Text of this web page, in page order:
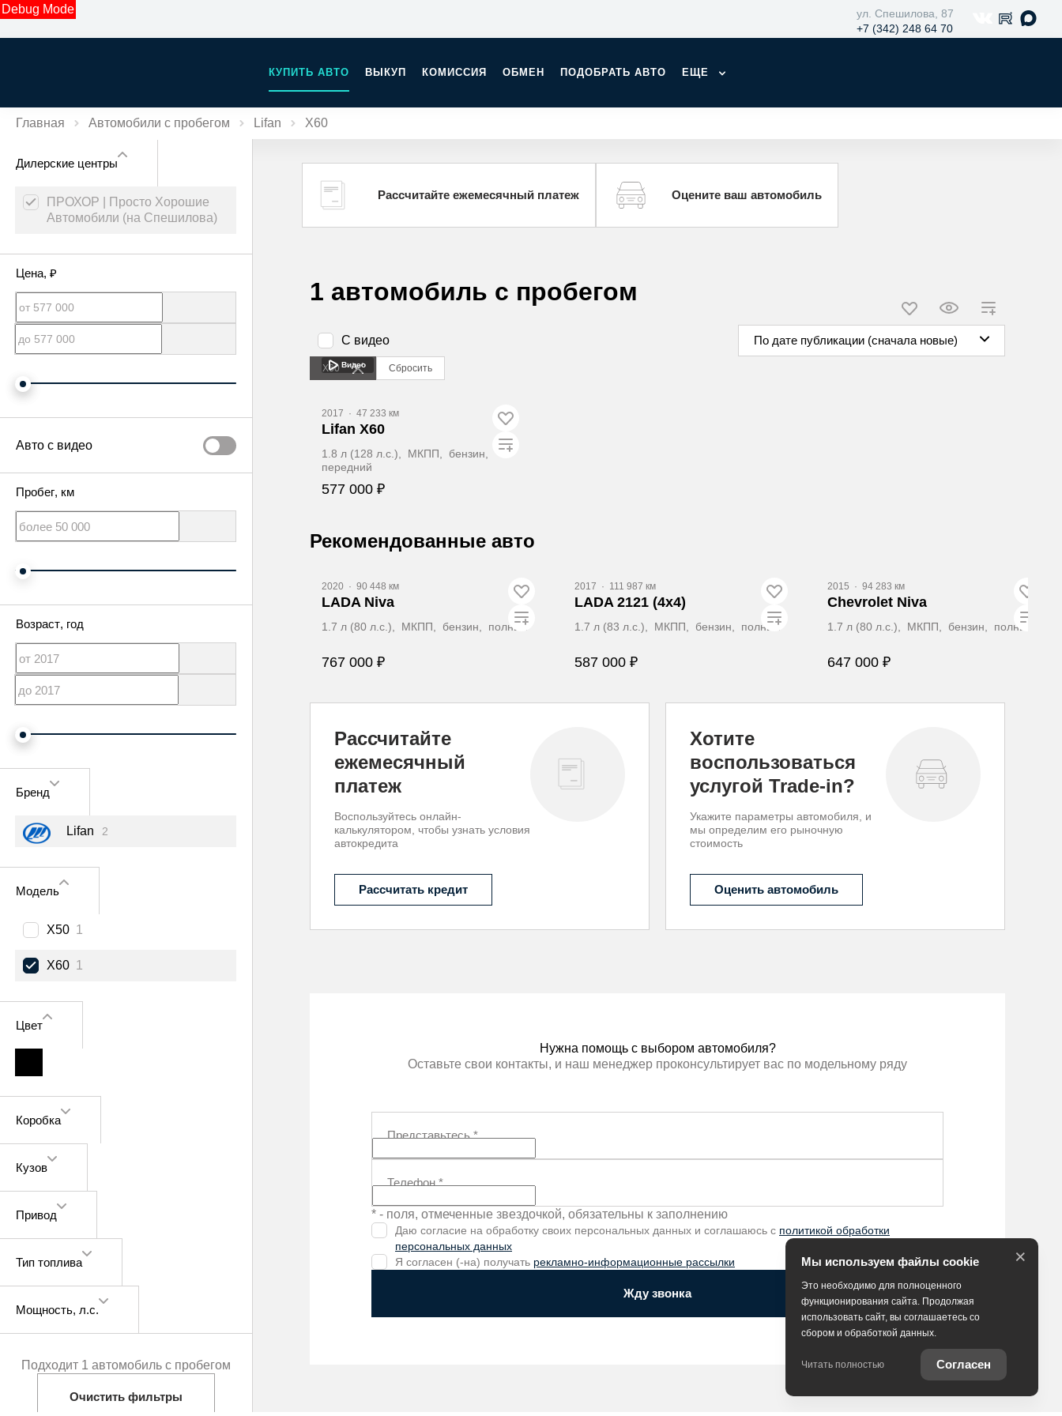
Debug Mode
ул. Спешилова, 87
+7 (342) 248 64 70
КУПИТЬ АВТО ВЫКУП КОМИССИЯ ОБМЕН ПОДОБРАТЬ АВТО ЕЩЕ
Главная Автомобили с пробегом Lifan X60
Дилерские центры
ПРОХОР | Просто Хорошие
Автомобили (на Спешилова)
Цена, ₽
Авто с видео
Пробег, км
Возраст, год
Бренд
Lifan 2
Модель
X50 1
X60 1
Цвет
Коробка
Кузов
Привод
Тип топлива
Мощность, л.с.
Подходит 1 автомобиль с пробегом
Очистить фильтры
Рассчитайте ежемесячный платеж Оцените ваш автомобиль
1 автомобиль с пробегом
X60 Сбросить
С видео По дате публикации (сначала новые)
Видео
2017 · 47 233 км
Lifan X60
1.8 л (128 л.с.), МКПП, бензин,
передний
577 000 ₽
Рекомендованные авто
Видео
2020 · 90 448 км
LADA Niva
1.7 л (80 л.с.), МКПП, бензин, полный
767 000 ₽
2017 · 111 987 км
LADA 2121 (4x4)
1.7 л (83 л.с.), МКПП, бензин, полный
587 000 ₽
2015 · 94 283 км
Chevrolet Niva
1.7 л (80 л.с.), МКПП, бензин, полный
647 000 ₽
Рассчитайте
ежемесячный
платеж
Воспользуйтесь онлайн-
калькулятором, чтобы узнать условия
автокредита
Рассчитать кредит
Хотите
воспользоваться
услугой Trade-in?
Укажите параметры автомобиля, и
мы определим его рыночную
стоимость
Оценить автомобиль
Нужна помощь с выбором автомобиля?
Оставьте свои контакты, и наш менеджер проконсультирует вас по модельному ряду
Представьтесь*
Телефон*
* - поля, отмеченные звездочкой, обязательны к заполнению
Даю согласие на обработку своих персональных данных и соглашаюсь с политикой обработки
персональных данных
Я согласен (-на) получать рекламно-информационные рассылки
Жду звонка
Мы используем файлы cookie
Это необходимо для полноценного
функционирования сайта. Продолжая
использовать сайт, вы соглашаетесь со
сбором и обработкой данных.
Читать полностью Согласен
×